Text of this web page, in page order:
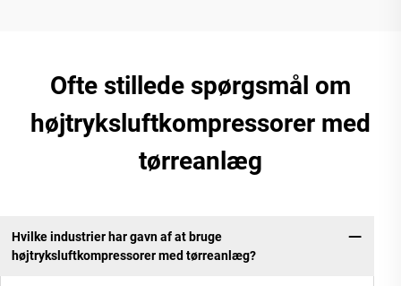
Ofte stillede spørgsmål om
højtryksluftkompressorer med
tørreanlæg
Hvilke industrier har gavn af at bruge
højtryksluftkompressorer med tørreanlæg?